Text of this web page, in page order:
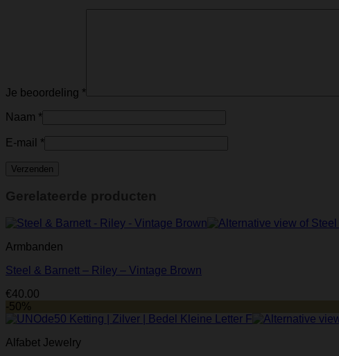
Je beoordeling *
Naam *
E-mail *
Gerelateerde producten
Armbanden
Steel & Barnett – Riley – Vintage Brown
€40.00
-50%
Alfabet Jewelry